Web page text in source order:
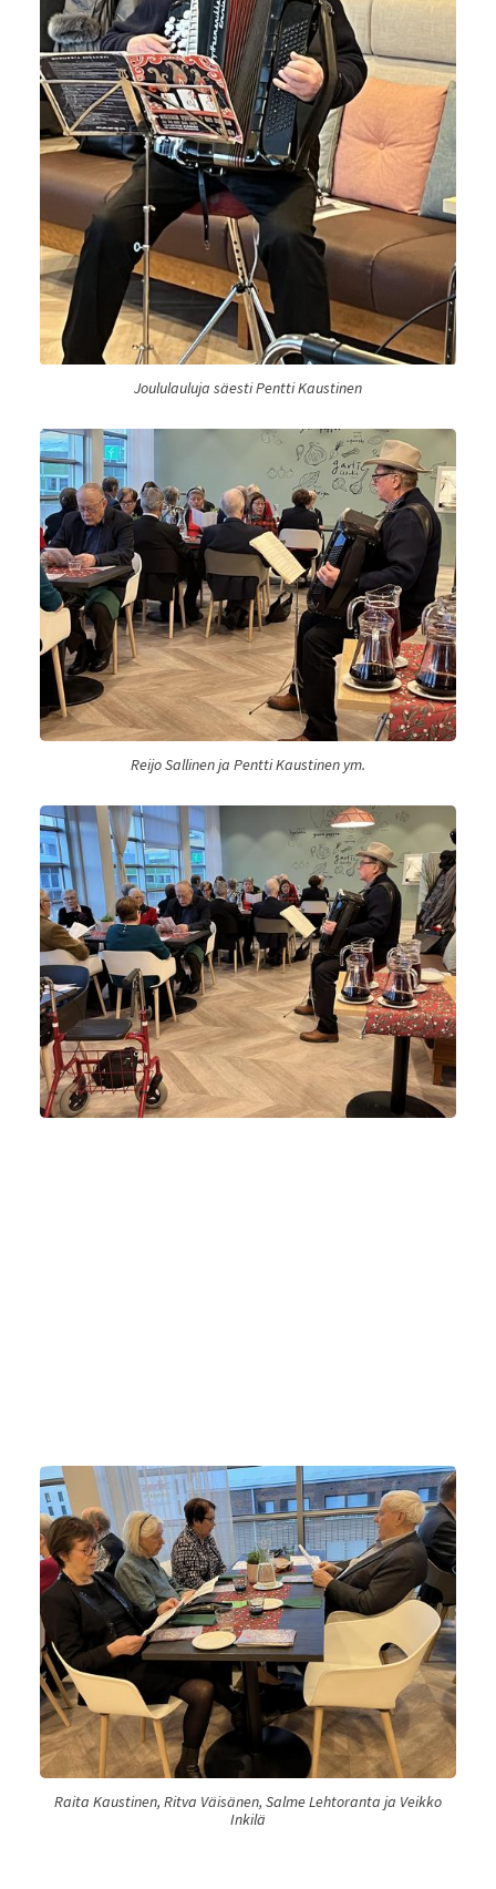
Joululauluja säesti Pentti Kaustinen
Reijo Sallinen ja Pentti Kaustinen ym.
Raita Kaustinen, Ritva Väisänen, Salme Lehtoranta ja Veikko
Inkilä